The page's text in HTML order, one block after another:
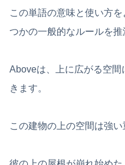
この単語の意味と使い方
つかの一般的なルールを推
Aboveは、上に広がる空
きます。
この建物の上の空間は強い